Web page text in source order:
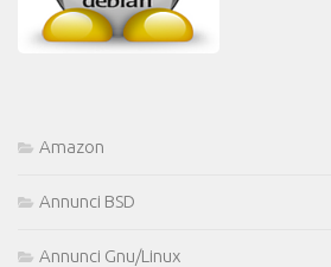
Amazon
Annunci BSD
Annunci Gnu/Linux